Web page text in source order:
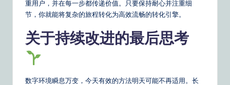
重用户，并在每一步都传递价值。只要保持耐心并注重细
节，你就能将复杂的旅程转化为高效流畅的转化引擎。
关于持续改进的最后思考
数字环境瞬息万变，今天有效的方法明天可能不再适用。长